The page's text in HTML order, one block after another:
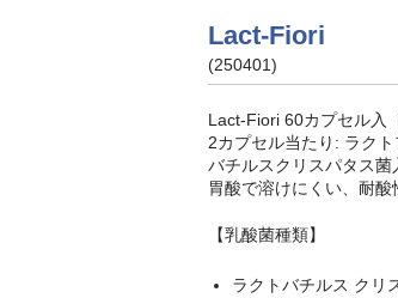
Lact-Fiori
(250401)
Lact-Fiori 60カプセル入
2カプセル当たり: ラク
バチルスクリスパタス菌
胃酸で溶けにくい、耐酸
【乳酸菌種類】
ラクトバチルス クリ